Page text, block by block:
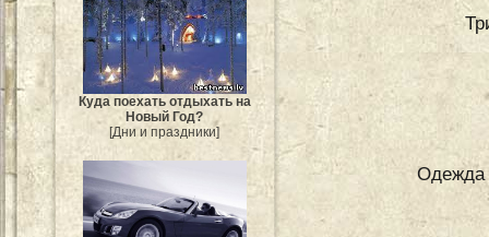
Куда поехать отдыхать на
Новый Год?
[Дни и праздники]
Одежда